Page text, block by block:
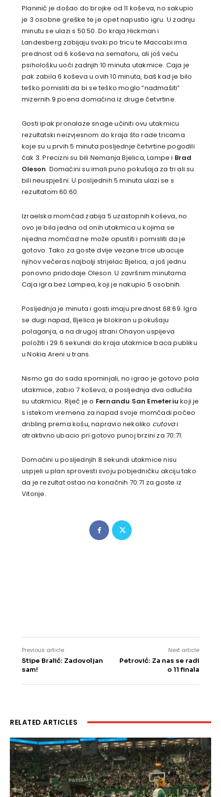
Planinić je došao do brojke od 11 koševa, no sakupio
je 3 osobne greške te je opet napustio igru. U zadnju
minutu se ulazi s 50:50. Do kraja Hickman i
Landesberg zabijaju svaki po tricu te Maccabi ima
prednost od 6 koševa na semaforu, ali još veću
psihološku uoči zadnjih 10 minuta utakmice. Caja je
pak zabila 6 koševa u ovih 10 minuta, baš kad je bilo
teško pomisliti da bi se teško moglo “nadmašiti”
mizernih 9 poena domaćina iz druge četvrtine.
Gosti ipak pronalaze snage učiniti ovu utakmicu
rezultatski neizvjesnom do kraja što rade tricama
koje su u prvih 5 minuta posljednje četvrtine pogodili
čak 3. Precizni su bili Nemanja Bjelica, Lampe i Brad
Oleson. Domaćini su imali puno pokušaja za tri ali su
bili neuspješni. U posljednih 5 minuta ulazi se s
rezultatom 60:60.
Izraelska momčad zabija 5 uzastopnih koševa, no
ovo je bila jedna od onih utakmica u kojima se
nijedna momčad ne može opustiti i pomisliti da je
gotovo. Tako za goste dvije vezane trice ubacuje
njihov večeras najbolji strijelac Bjelica, a još jednu
ponovno pridodaje Oleson. U završnim minutama
Caja igra bez Lampea, koji je nakupio 5 osobnih.
Posljednja je minuta i gosti imaju prednost 68:69. Igra
se dugi napad, Bjelica je blokiran u pokušaju
polaganja, a na drugoj strani Ohayon uspijeva
položiti i 29.6 sekundi do kraja utakmice baca publiku
u Nokia Areni u trans.
Nismo ga do sada spominjali, no igrao je gotovo pola
utakmice, zabio 7 koševa, a posljednja dva odlučila
su utakmicu. Riječ je o Fernandu San Emeteriu koji je
s istekom vremena za napad svoje momčadi počeo
dribling prema košu, napravio nekoliko cutovai
atraktivno ubacio pri gotovo punoj brzini za 70:71.
Domaćini u posljednjih 8 sekundi utakmice nisu
uspjeli u plan sprovesti svoju pobjedničku akciju tako
da je rezultat ostao na konačnih 70:71 za goste iz
Vitorije.
Previous article
Stipe Bralić: Zadovoljan
sam!
Next article
Petrović: Za nas se radi
o 11 finala
RELATED ARTICLES